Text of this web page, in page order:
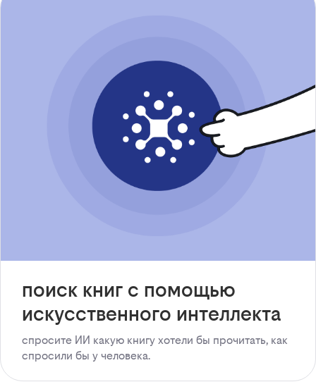
поиск книг с помощью
искусственного интеллекта
спросите ИИ какую книгу хотели бы прочитать, как
спросили бы у человека.